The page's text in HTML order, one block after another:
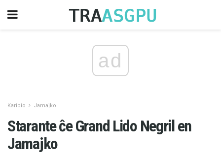
ad
Karibio Jamajko
Starante ĉe Grand Lido Negril en
Jamajko